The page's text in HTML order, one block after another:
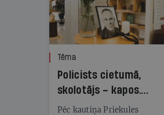
Tēma
Policists cietumā,
skolotājs – kapos.
Reibuma cena Priekulē
Pēc kautiņa Priekules